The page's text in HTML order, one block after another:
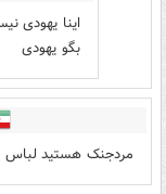
اینا یهودی
بگو یهودی
مردجنک هستید لباس